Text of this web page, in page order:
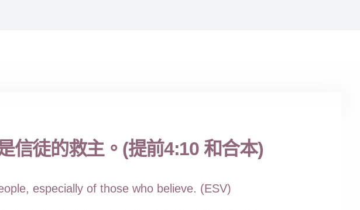
信徒的救主。(提前4:10 和合本)
especially of those who believe. (ESV)